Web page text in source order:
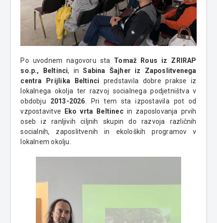
Po uvodnem nagovoru sta Tomaž Rous iz ZRIRAP
so.p., Beltinci, inSabina Šajher iz Zaposlitvenega
centra Prijlika Beltinci predstavila dobre prakse iz
lokalnega okolja ter razvoj socialnega podjetništva v
obdobju 2013-2026. Pri tem sta izpostavila pot od
vzpostavitve
Eko vrta Beltinecin zaposlovanja prvih
oseb iz ranljivih ciljnih skupin do razvoja različnih
socialnih, zaposlitvenih in ekoloških programov v
lokalnem okolju.